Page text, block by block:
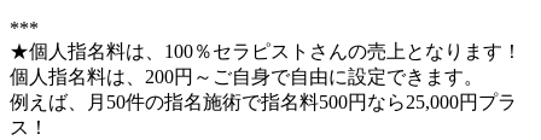
***
★個人指名料は、100％セラピストさんの売上となります！
個人指名料は、200円～ご自身で自由に設定できます。
例えば、月50件の指名施術で指名料500円なら25,000円プラ
ス！